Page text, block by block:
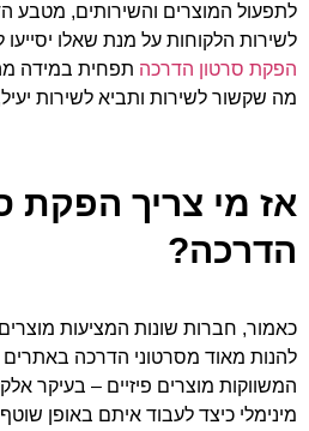
לתפעול המוצרים והשירותים, מטבע
לשירות הלקוחות על מנת שאלו יסייעו
הפקת סרטון הדרכה תפחית במידה
מה שקשור לשירות ותביא לשירות
אז מי צריך הפקת
הדרכה?
כאמור, חברות שונות המציעות מוצרים
להנות מאוד מסרטוני הדרכה
המשווקות מוצרים פיזיים – בעיקר
מינימלי כיצד לעבוד איתם באופן